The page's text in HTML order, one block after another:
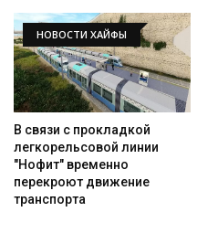
НОВОСТИ ХАЙФЫ
В связи с прокладкой
легкорельсовой линии
"Нофит" временно
перекроют движение
транспорта